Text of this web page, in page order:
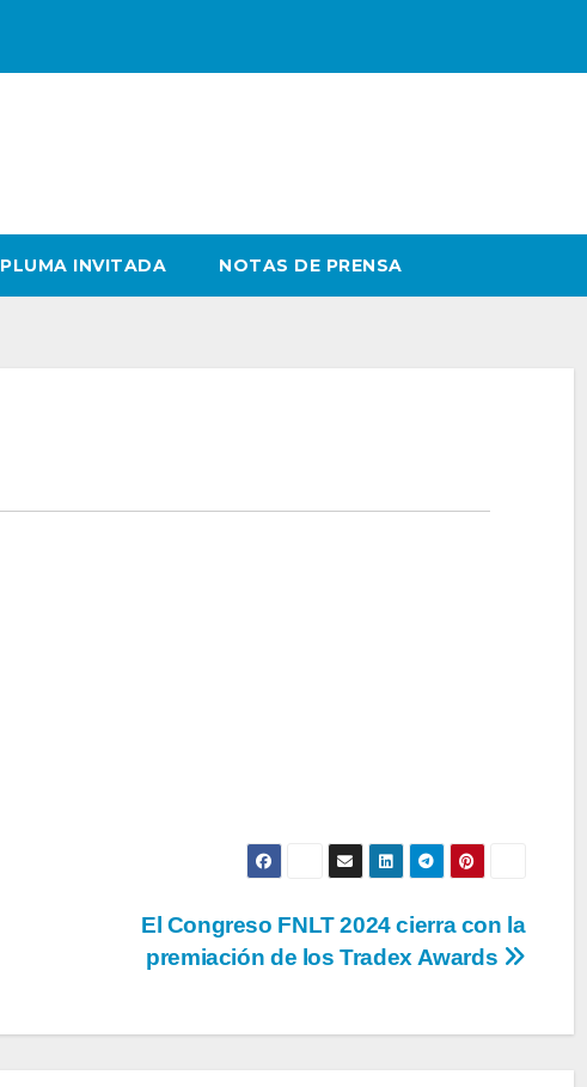
PLUMA INVITADA NOTAS DE PRENSA
El Congreso FNLT 2024 cierra con la
premiación de los Tradex Awards